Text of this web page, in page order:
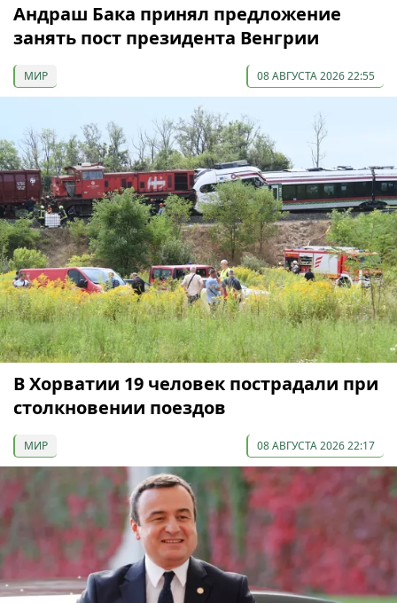
Андраш Бака принял предложение
занять пост президента Венгрии
МИР 08 АВГУСТА 2026 22:55
В Хорватии 19 человек пострадали при
столкновении поездов
МИР 08 АВГУСТА 2026 22:17